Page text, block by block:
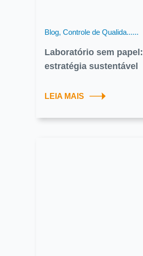
Blog, Controle de Qualida......
Laboratório sem papel:
estratégia sustentável
LEIA MAIS